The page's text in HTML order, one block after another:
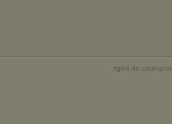
zgłoś do usunięcia